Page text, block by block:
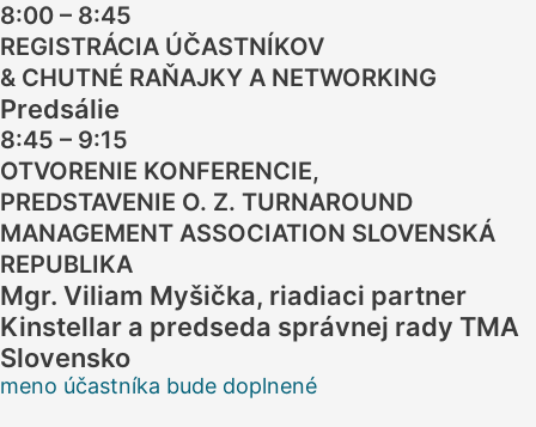
8:00 – 8:45
REGISTRÁCIA ÚČASTNÍKOV
& CHUTNÉ RAŇAJKY A NETWORKING
Predsálie
8:45 – 9:15
OTVORENIE KONFERENCIE,
PREDSTAVENIE O. Z. TURNAROUND
MANAGEMENT ASSOCIATION SLOVENSKÁ
REPUBLIKA
Mgr. Viliam Myšička, riadiaci partner
Kinstellar a predseda správnej rady TMA
Slovensko
meno účastníka bude doplnené